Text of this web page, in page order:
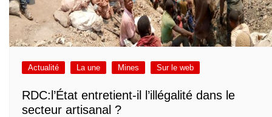
Actualité La une Mines Sur le web
RDC:l’État entretient-il l’illégalité dans le
secteur artisanal ?